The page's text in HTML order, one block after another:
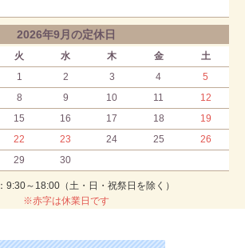
2026年9月の定休日
火 水 木 金
土
1
2 3 4
5
8 9 10 11
12
15 16 17 18
19
22 23 24 25
26
29 30
9:30～18:00（土・日・祝祭日を除く）
※赤字は休業日です